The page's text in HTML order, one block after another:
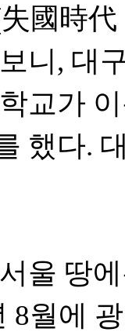
國時代
니, 대
교가
했다.
울 땅
8월에